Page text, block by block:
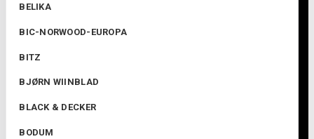
BELIKA
BIC-NORWOOD-EUROPA
BITZ
BJØRN WIINBLAD
BLACK & DECKER
BODUM